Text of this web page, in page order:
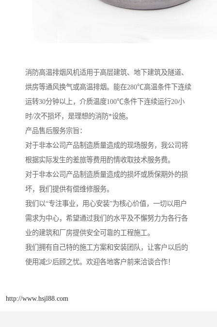
消防高温排烟风机适用于高层建筑、地下建筑及隧道、
烘房等通风换气或高温排烟。能在280℃高温条件下连续
运转30分钟以上，介质温度100℃条件下连续运行20小
时/次不损坏，是理想的消防*设施。
产品售后服务宗旨：
对于非本公司产品制造质量造成的现场服务，我公司将
根据实际发生的差旅等费用酌情收取技术服务费。
对于非本公司产品制造质量造成的损坏或质保期外的损
坏，我们提供有偿维修服务。
我们以“专注事业，用心安装”为核心价值，一切以用户
需求为中心，希望通过我们的水平及不懈努力为各行各
业的建筑和厂房提供安全可靠的工程施工。
我们拥有自己特的施工方案和安装团队，让客户以后的
使用减少后顾之忧。欢迎各地客户前来洽谈合作！
http://www.hsjl88.com